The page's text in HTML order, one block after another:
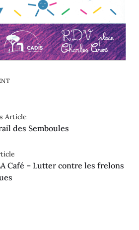
Article
des Semboules
Café – Lutter contre les frelons